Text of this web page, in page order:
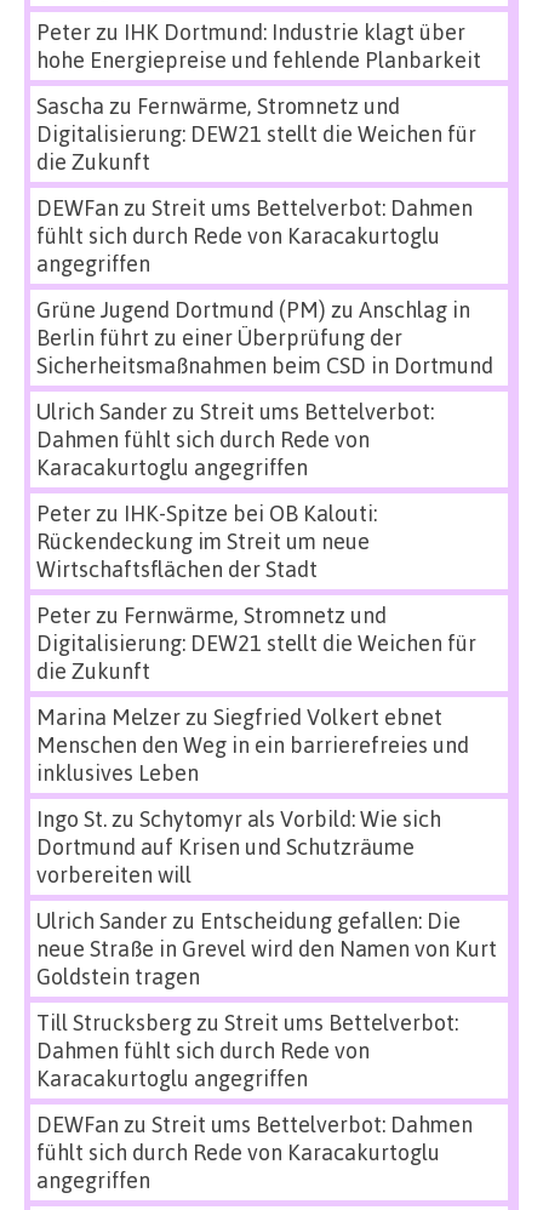
Peterzu IHK Dortmund: Industrie klagt über
hohe Energiepreise und fehlende Planbarkeit
Sascha zu Fernwärme, Stromnetz und
Digitalisierung: DEW21 stellt die Weichen für
die Zukunft
DEWFan zu Streit ums Bettelverbot: Dahmen
fühlt sich durch Rede von Karacakurtoglu
angegriffen
Grüne Jugend Dortmund (PM) zu Anschlag in
Berlin führt zu einer Überprüfung der
Sicherheitsmaßnahmen beim CSD in Dortmund
Ulrich Sanderzu Streit ums Bettelverbot:
Dahmen fühlt sich durch Rede von
Karacakurtoglu angegriffen
Peterzu IHK-Spitze bei OB Kalouti:
Rückendeckung im Streit um neue
Wirtschaftsflächen der Stadt
Peterzu Fernwärme, Stromnetz und
Digitalisierung: DEW21 stellt die Weichen für
die Zukunft
Marina Melzerzu Siegfried Volkert ebnet
Menschen den Weg in ein barrierefreies und
inklusives Leben
Ingo St.zu Schytomyr als Vorbild: Wie sich
Dortmund auf Krisen und Schutzräume
vorbereiten will
Ulrich Sanderzu Entscheidung gefallen: Die
neue Straße in Grevel wird den Namen von Kurt
Goldstein tragen
Till Strucksbergzu Streit ums Bettelverbot:
Dahmen fühlt sich durch Rede von
Karacakurtoglu angegriffen
DEWFan zu Streit ums Bettelverbot: Dahmen
fühlt sich durch Rede von Karacakurtoglu
angegriffen